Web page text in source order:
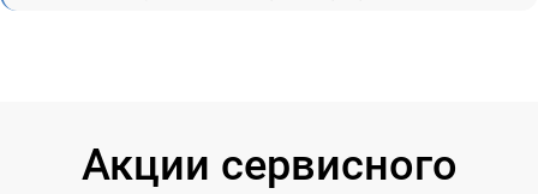
Акции сервисного